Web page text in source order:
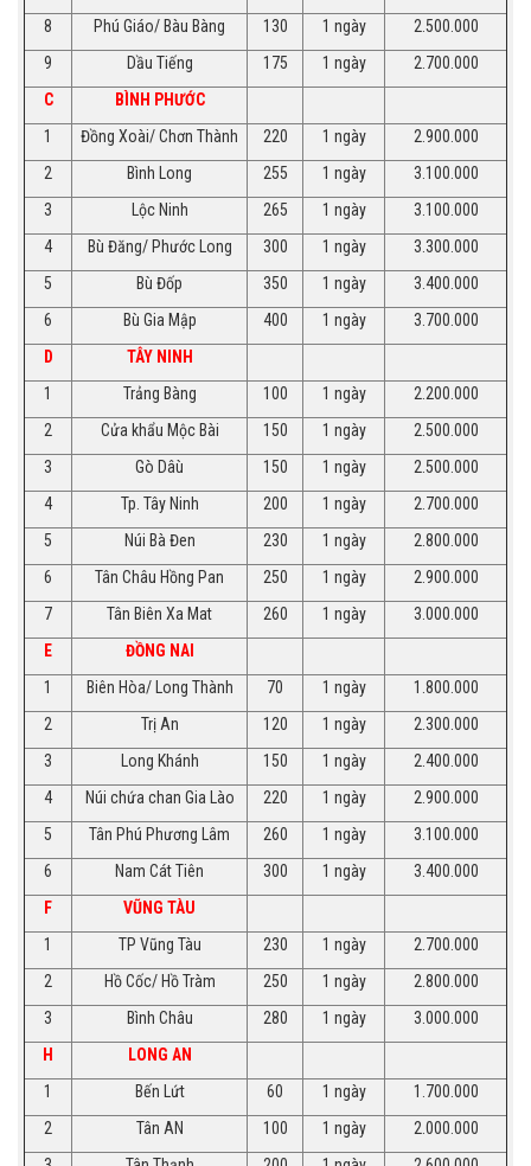
8
Phú Giáo/ Bàu Bàng 130 1 ngày
2.500.000
9
Dầu Tiếng 175 1 ngày
2.700.000
C
BÌNH PHƯỚC
1
Đồng Xoài/ Chơn Thành 220 1 ngày
2.900.000
2
Bình Long 255 1 ngày
3.100.000
3
Lộc Ninh 265 1 ngày
3.100.000
4
Bù Đăng/ Phước Long 300 1 ngày
3.300.000
5
Bù Đốp 350 1 ngày
3.400.000
6
Bù Gia Mập 400 1 ngày
3.700.000
D
TÂY NINH
1
Trảng Bàng 100 1 ngày
2.200.000
2
Cửa khẩu Mộc Bài 150 1 ngày
2.500.000
3
Gò Dâù 150 1 ngày
2.500.000
4
Tp. Tây Ninh 200 1 ngày
2.700.000
5
Núi Bà Đen 230 1 ngày
2.800.000
6
Tân Châu Hồng Pan 250 1 ngày
2.900.000
7
Tân Biên Xa Mat 260 1 ngày
3.000.000
E
ĐỒNG NAI
1
Biên Hòa/ Long Thành 70 1 ngày
1.800.000
2
Trị An 120 1 ngày
2.300.000
3
Long Khánh 150 1 ngày
2.400.000
4
Núi chứa chan Gia Lào 220 1 ngày
2.900.000
5
Tân Phú Phương Lâm 260 1 ngày
3.100.000
6
Nam Cát Tiên 300 1 ngày
3.400.000
F
VŨNG TÀU
1
TP Vũng Tàu 230 1 ngày
2.700.000
2
Hồ Cốc/ Hồ Tràm 250 1 ngày
2.800.000
3
Bình Châu 280 1 ngày
3.000.000
H
LONG AN
1
Bến Lứt 60 1 ngày
1.700.000
2
Tân AN 100 1 ngày
2.000.000